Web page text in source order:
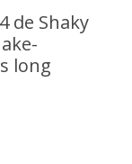
de Shaky
long